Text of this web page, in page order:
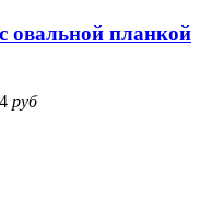
овальной планкой
руб